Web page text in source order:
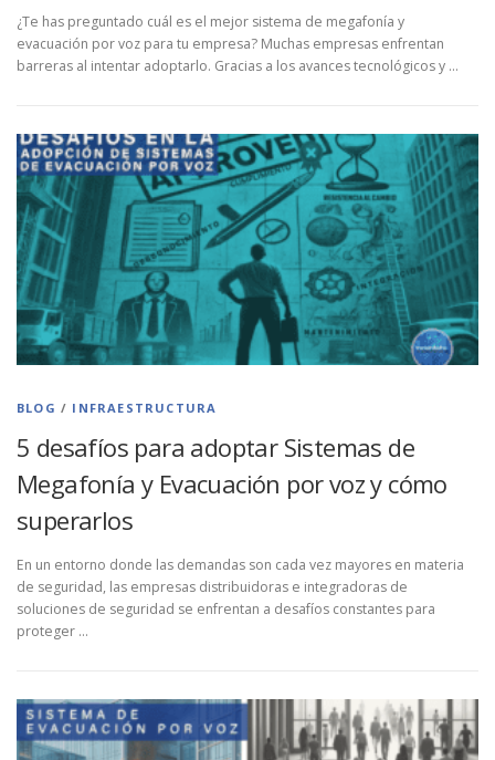
¿Te has preguntado cuál es el mejor sistema de megafonía y
evacuación por voz para tu empresa? Muchas empresas enfrentan
barreras al intentar adoptarlo. Gracias a los avances tecnológicos y …
BLOG / INFRAESTRUCTURA
5 desafíos para adoptar Sistemas de
Megafonía y Evacuación por voz y cómo
superarlos
En un entorno donde las demandas son cada vez mayores en materia
de seguridad, las empresas distribuidoras e integradoras de
soluciones de seguridad se enfrentan a desafíos constantes para
proteger …